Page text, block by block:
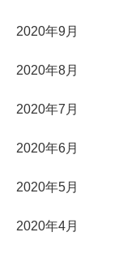
2020年9月
2020年8月
2020年7月
2020年6月
2020年5月
2020年4月